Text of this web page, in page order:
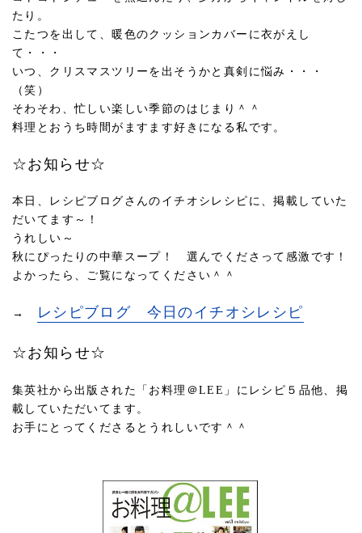
たり。
こたつを出して、暖色のクッションカバーに衣がえし
て・・・
いつ、クリスマスツリーを出そうかと真剣に悩み・・・
（笑）
そわそわ、忙しい楽しい季節のはじまり＾＾
料理とおうち時間がますます好きになる私です。
☆お知らせ☆
本日、レシピブログさんのイチオシレシピに、掲載していた
だいてます～！
うれしい～
秋にぴったりの中華スープ！ 選んでくださって感激です！
よかったら、ご覧になってください＾＾
→ レシピブログ 今日のイチオシレシピ
☆お知らせ☆
集英社から出版された「お料理＠LEE」にレシピ５品他、掲
載していただいてます。
お手にとってくださるとうれしいです＾＾